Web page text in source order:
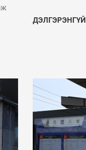
ДЭЛГЭРЭНГҮЙ
МЭДЭЭ
шарын хуучин
сууцыг дахин